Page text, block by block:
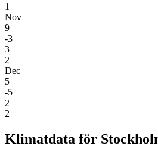
1
Nov
9
-3
3
2
Dec
5
-5
2
2
Klimatdata för